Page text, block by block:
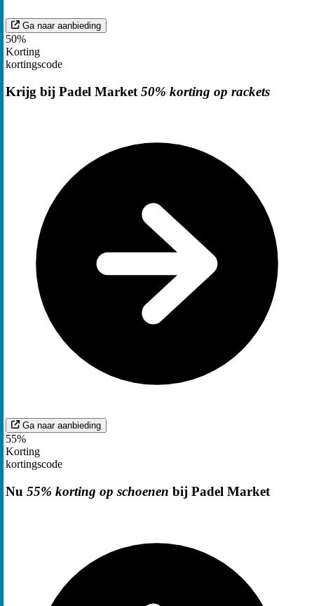
Ga naar aanbieding
50%
Korting
kortingscode
Krijg bij Padel Market 50% korting op rackets
Ga naar aanbieding
55%
Korting
kortingscode
Nu 55% korting op schoenen bij Padel Market